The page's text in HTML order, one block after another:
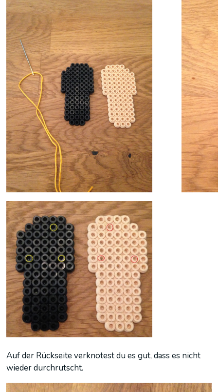
Auf der Rückseite verknotest du es gut, dass es nicht
wieder durchrutscht.